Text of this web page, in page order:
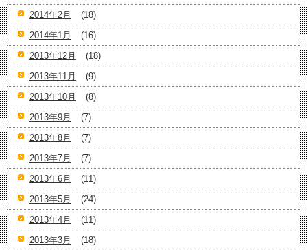
2014年2月
(18)
2014年1月
(16)
2013年12月
(18)
2013年11月
(9)
2013年10月
(8)
2013年9月
(7)
2013年8月
(7)
2013年7月
(7)
2013年6月
(11)
2013年5月
(24)
2013年4月
(11)
2013年3月
(18)